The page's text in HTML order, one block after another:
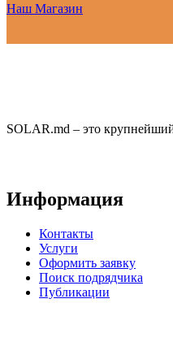
Наш Магазин
SOLAR.md – это
Информация
Контакты
Услуги
Оформить заявку
Поиск подрядчика
Публикации